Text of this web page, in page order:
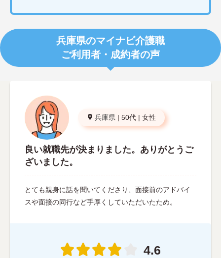
兵庫県のマイナビ介護職
ご利用者・成約者の声
兵庫県 | 50代 | 女性
良い就職先が決まりました。ありがとうご
ざいました。
とても親身に話を聞いてくださり、面接前のアドバイ
スや面接の同行など手厚くしていただいたため。
4.6